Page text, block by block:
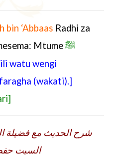
bin ‘Abbaas Radhi za
Mtumeﷺ
watu wengi
(wakati).]
السبت